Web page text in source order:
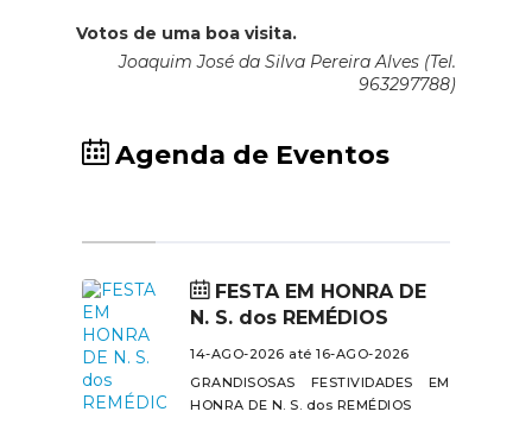
Votos de uma boa visita.
Joaquim José da Silva Pereira Alves (Tel.
963297788)
Agenda de Eventos
FESTA EM HONRA DE
N. S. dos REMÉDIOS
14-AGO-2026 até 16-AGO-2026
GRANDISOSAS FESTIVIDADES EM
HONRA DE N. S. dos REMÉDIOS